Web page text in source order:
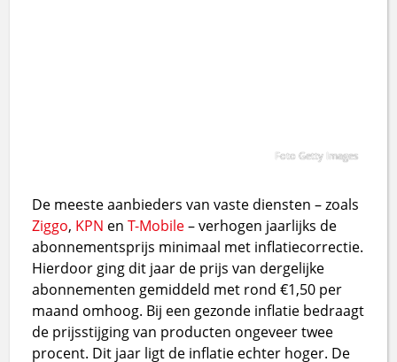
Foto Getty Images
De meeste aanbieders van vaste diensten – zoals
Ziggo, KPN enT-Mobile– verhogen jaarlijks de
abonnementsprijs minimaal met inflatiecorrectie.
Hierdoor ging dit jaar de prijs van dergelijke
abonnementen gemiddeld met rond €1,50 per
maand omhoog. Bij een gezonde inflatie bedraagt
de prijsstijging van producten ongeveer twee
procent. Dit jaar ligt de inflatie echter hoger. De